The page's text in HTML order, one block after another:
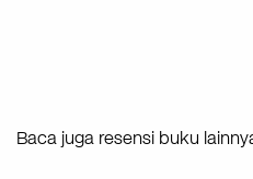
Baca juga resensi buku